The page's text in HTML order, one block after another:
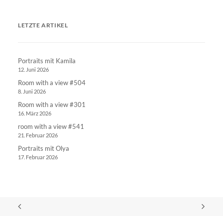
LETZTE ARTIKEL
Portraits mit Kamila
12. Juni 2026
Room with a view #504
8. Juni 2026
Room with a view #301
16. März 2026
room with a view #541
21. Februar 2026
Portraits mit Olya
17. Februar 2026